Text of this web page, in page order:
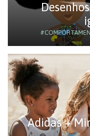
Adidas +